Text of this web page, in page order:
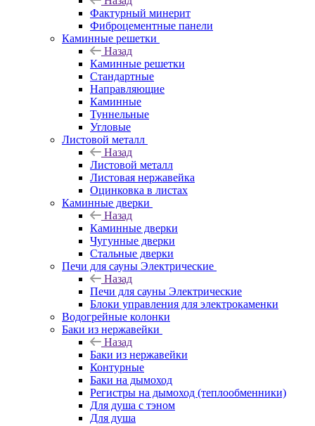
Фактурный минерит
Фиброцементные панели
Каминные решетки
Назад
Каминные решетки
Стандартные
Направляющие
Каминные
Туннельные
Угловые
Листовой металл
Назад
Листовой металл
Листовая нержавейка
Оцинковка в листах
Каминные дверки
Назад
Каминные дверки
Чугунные дверки
Стальные дверки
Печи для сауны Электрические
Назад
Печи для сауны Электрические
Блоки управления для электрокаменки
Водогрейные колонки
Баки из нержавейки
Назад
Баки из нержавейки
Контурные
Баки на дымоход
Регистры на дымоход (теплообменники)
Для душа с тэном
Для душа